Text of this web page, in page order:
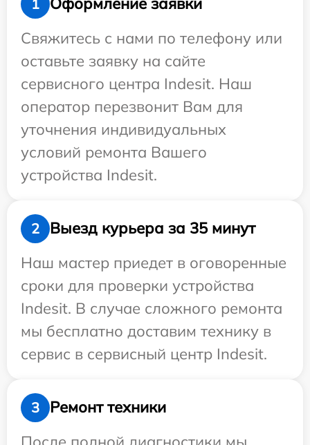
1
Свяжитесь с нами по телефону или
оставьте заявку на сайте
сервисного центра Indesit. Наш
оператор перезвонит Вам для
уточнения индивидуальных
условий ремонта Вашего
устройства Indesit.
2
Выезд курьера за 35 минут
Наш мастер приедет в оговоренные
сроки для проверки устройства
Indesit. В случае сложного ремонта
мы бесплатно доставим технику в
сервис в сервисный центр Indesit.
3
Ремонт техники